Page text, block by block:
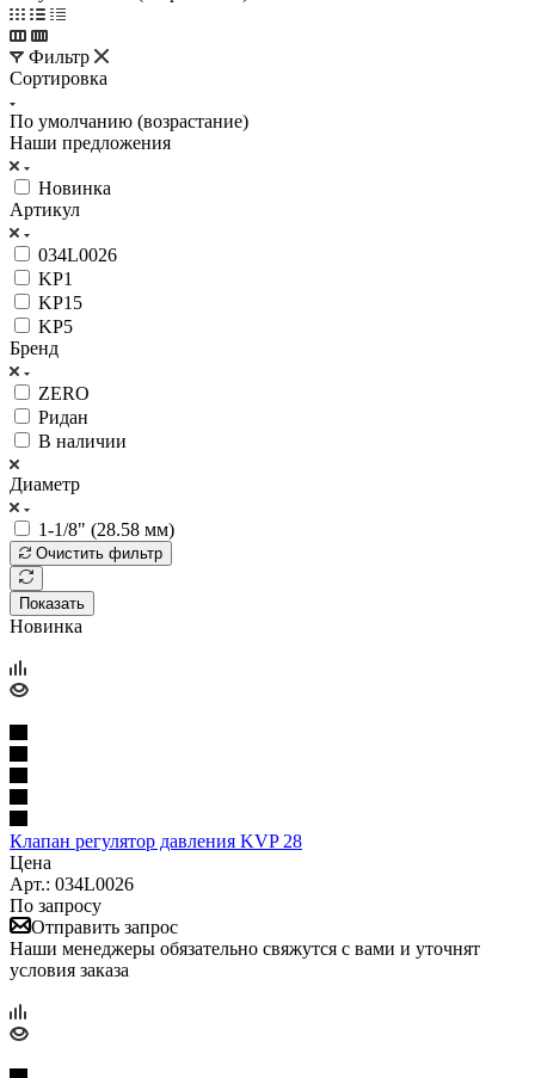
Фильтр
Сортировка
По умолчанию (возрастание)
Наши предложения
Новинка
Артикул
034L0026
KP1
KP15
KP5
Бренд
ZERO
Ридан
В наличии
Диаметр
1-1/8" (28.58 мм)
Очистить фильтр
Показать
Новинка
Клапан регулятор давления KVP 28
Цена
Арт.: 034L0026
По запросу
Отправить запрос
Наши менеджеры обязательно свяжутся с вами и уточнят
условия заказа